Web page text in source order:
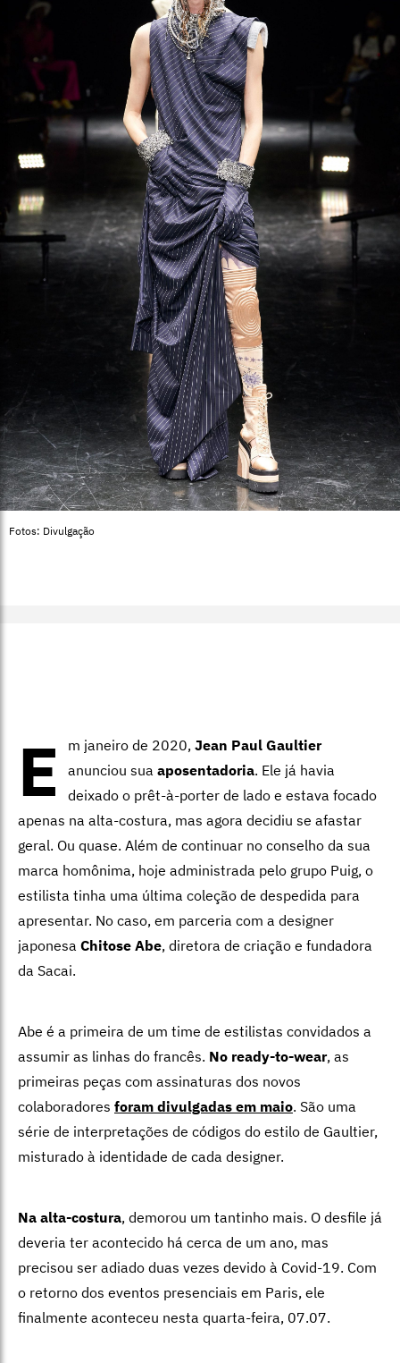
Fotos: Divulgação
E m janeiro de 2020, Jean Paul Gaultier
anunciou sua aposentadoria. Ele já havia
deixado o prêt-à-porter de lado e estava focado
apenas na alta-costura, mas agora decidiu se afastar
geral. Ou quase. Além de continuar no conselho da sua
marca homônima, hoje administrada pelo grupo Puig, o
estilista tinha uma última coleção de despedida para
apresentar. No caso, em parceria com a designer
japonesa Chitose Abe, diretora de criação e fundadora
da Sacai.
Abe é a primeira de um time de estilistas convidados a
assumir as linhas do francês. No ready-to-wear, as
primeiras peças com assinaturas dos novos
colaboradores foram divulgadas em maio. São uma
série de interpretações de códigos do estilo de Gaultier,
misturado à identidade de cada designer.
Na alta-costura, demorou um tantinho mais. O desfile já
deveria ter acontecido há cerca de um ano, mas
precisou ser adiado duas vezes devido à Covid-19. Com
o retorno dos eventos presenciais em Paris, ele
finalmente aconteceu nesta quarta-feira, 07.07.